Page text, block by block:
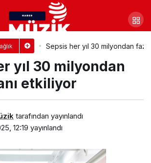
Sepsis her yıl 30 milyondan
yıl 30 milyondan
etkiliyor
tarafından yayınlandı
12:19 yayınlandı
Alzheimer ve Demans
Takip Cihazı Desteği
Yap